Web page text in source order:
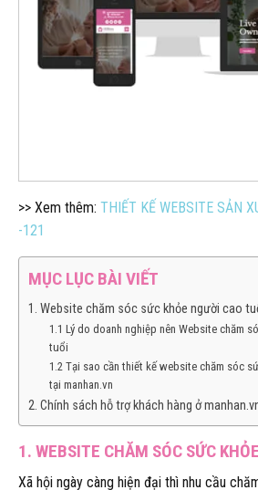
>> Xem thêm: THIẾT KẾ WEBSITE SẢN
-121
MỤC LỤC BÀI VIẾT
1. Website chăm sóc sức khỏe người cao
1.1 Lý do doanh nghiệp nên Website chăm
tuổi
1.2 Tại sao cần thiết kế website chăm sóc
tại manhan.vn
2. Chính sách hỗ trợ khách hàng ở
1. WEBSITE CHĂM SÓC SỨC
Xã hội ngày càng hiện đại thì nhu cầu